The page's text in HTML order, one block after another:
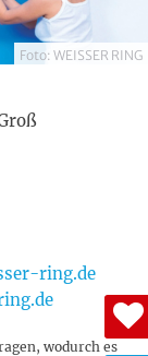
Foto: WEISSER RING
ring.de
wodurch es